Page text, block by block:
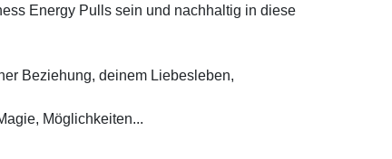
Energy Pulls sein und nachhaltig in diese
Beziehung, deinem Liebesleben,
Möglichkeiten...